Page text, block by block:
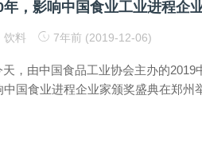
，影响中国食业工业进程企
饮料 7年前 (2019-12-06)
，由中国食品工业协会主办的2019
中国食业进程企业家颁奖盛典在郑州